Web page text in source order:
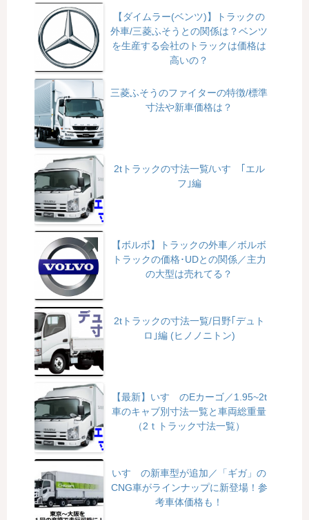
【ダイムラー(ベンツ)】トラックの
外車/三菱ふそうとの関係は？ベンツ
を生産する会社のトラックは価格は
高いの？
三菱ふそうのファイターの特徴/標準
寸法や新車価格は？
2tトラックの寸法一覧/いすゞ｢エル
フ｣編
【ボルボ】トラックの外車／ボルボ
トラックの価格･UDとの関係／主力
の大型は売れてる？
2tトラックの寸法一覧/日野｢デュト
ロ｣編 (ヒノノニトン)
【最新】いすゞのEカーゴ／1.95~2t
車のキャブ別寸法一覧と車両総重量
（2ｔトラック寸法一覧）
いすゞの新車型が追加／「ギガ」の
CNG車がラインナップに新登場！参
考車体価格も！